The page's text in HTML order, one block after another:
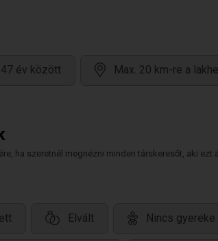
év között Max. 20 km-re a
ha szeretnél megnézni minden társkeresőt, aki ezt
Elvált Nincs gyereke